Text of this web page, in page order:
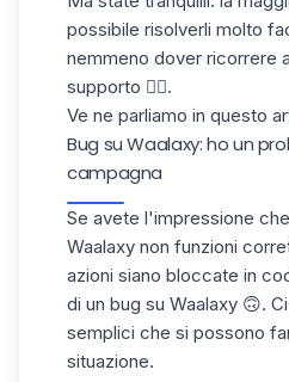
possibile risolverli molto
nemmeno dover ricorrere
supporto 🦹‍♂️.
Ve ne parliamo in questo
Bug su Waalaxy: ho un
campagna
Se avete l'impressione
Waalaxy non funzioni
azioni siano bloccate in
di un bug su Waalaxy 🙃.
semplici che si possono
situazione.